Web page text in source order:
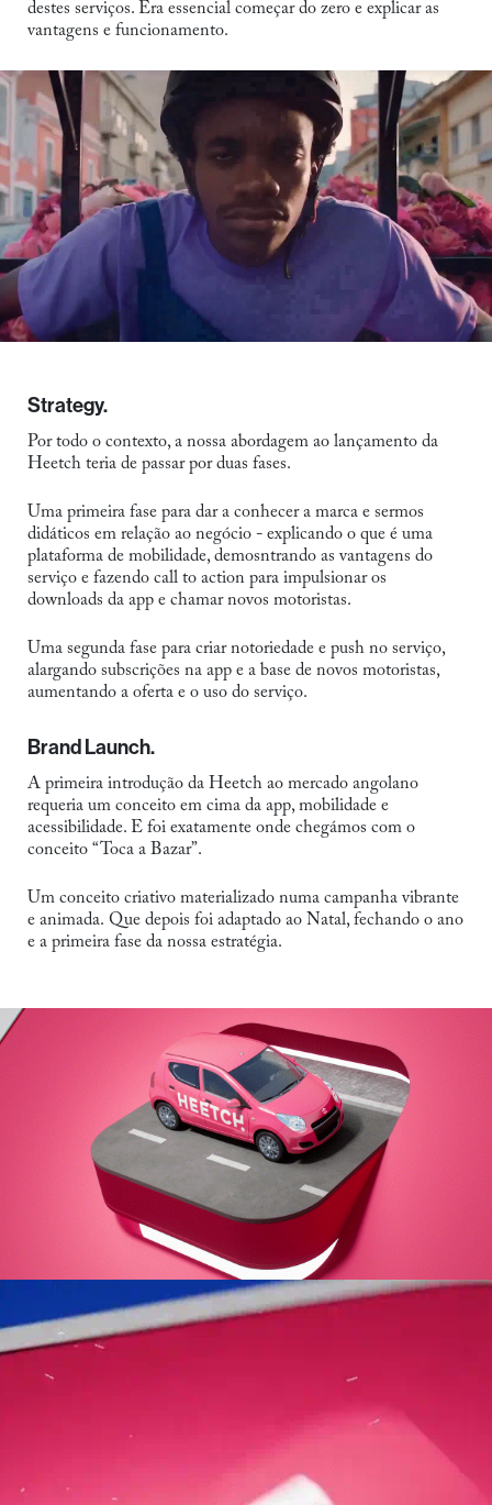
destes serviços. Era essencial começar do zero e explicar as
vantagens e funcionamento.
Strategy.
Por todo o contexto, a nossa abordagem ao lançamento da
Heetch teria de passar por duas fases.
Uma primeira fase para dar a conhecer a marca e sermos
didáticos em relação ao negócio - explicando o que é uma
plataforma de mobilidade, demosntrando as vantagens do
serviço e fazendo call to action para impulsionar os
downloads da app e chamar novos motoristas.
Uma segunda fase para criar notoriedade e push no serviço,
alargando subscrições na app e a base de novos motoristas,
aumentando a oferta e o uso do serviço.
Brand Launch.
A primeira introdução da Heetch ao mercado angolano
requeria um conceito em cima da app, mobilidade e
acessibilidade. E foi exatamente onde chegámos com o
conceito “Toca a Bazar”.
Um conceito criativo materializado numa campanha vibrante
e animada. Que depois foi adaptado ao Natal, fechando o ano
e a primeira fase da nossa estratégia.